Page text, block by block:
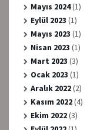
Mayıs 2024(1)
Eylül 2023 (1)
Mayıs 2023 (1)
Nisan 2023 (1)
Mart 2023 (3)
Ocak 2023 (1)
Aralık 2022(2)
Kasım 2022(4)
Ekim 2022(3)